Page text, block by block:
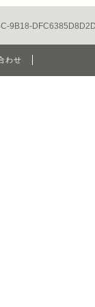
9B18-
わせ